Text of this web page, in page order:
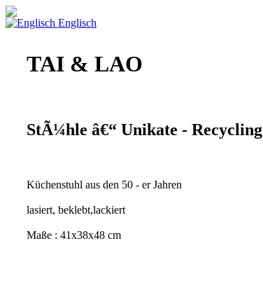
Englisch
TAI & LAO
StÃ¼hle â€“ Unikate - Recycling
Küchenstuhl aus den 50 - er Jahren
lasiert, beklebt,lackiert
Maße : 41x38x48 cm